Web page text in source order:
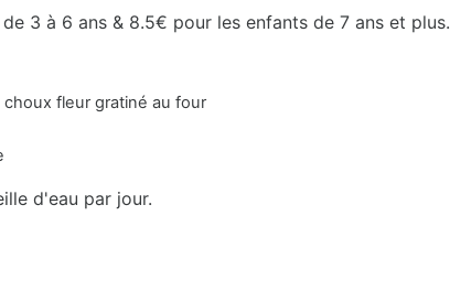
3 à 6 ans & 8.5€ pour les enfants de 7 ans et plus.
gratiné au four
d'eau par jour.